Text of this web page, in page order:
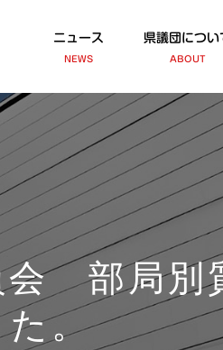
ニュース
NEWS
県議団につい
ABOUT
会 部局別
た。